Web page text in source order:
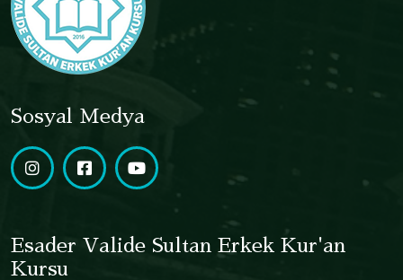
Sosyal Medya
Esader Valide Sultan Erkek Kur'an
Kursu